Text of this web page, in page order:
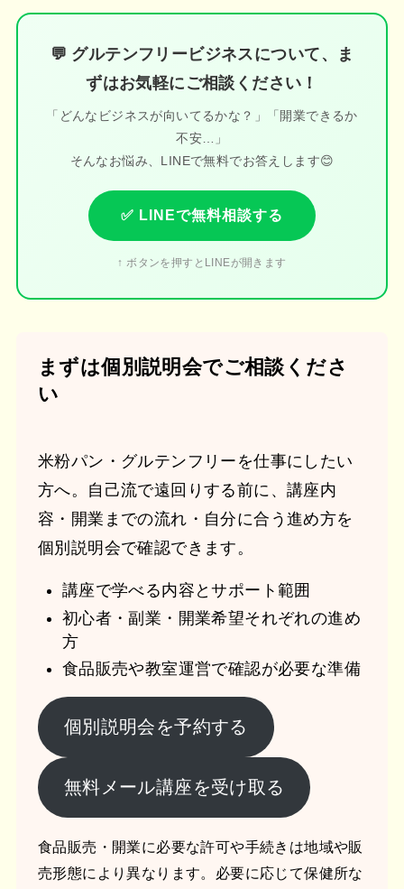
💬 グルテンフリービジネスについて、ま
ずはお気軽にご相談ください！
「どんなビジネスが向いてるかな？」「開業できるか
不安…」
そんなお悩み、LINEで無料でお答えします😊
✅ LINEで無料相談する
↑ ボタンを押すとLINEが開きます
まずは個別説明会でご相談くださ
い
米粉パン・グルテンフリーを仕事にしたい
方へ。自己流で遠回りする前に、講座内
容・開業までの流れ・自分に合う進め方を
個別説明会で確認できます。
講座で学べる内容とサポート範囲
初心者・副業・開業希望それぞれの進め
方
食品販売や教室運営で確認が必要な準備
個別説明会を予約する
無料メール講座を受け取る
食品販売・開業に必要な許可や手続きは地域や販
売形態により異なります。必要に応じて保健所な